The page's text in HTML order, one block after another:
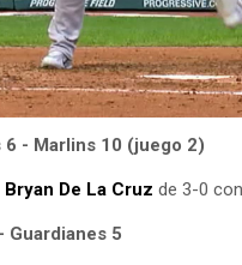
6 - Marlins 10 (juego 2)
Bryan De La Cruz de 3-0
Guardianes 5